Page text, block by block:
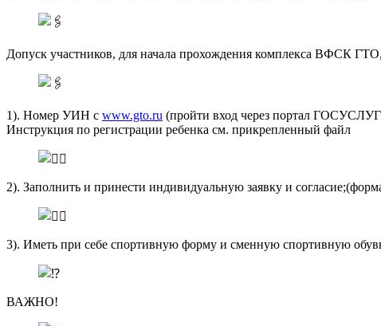
Допуск участников, для начала прохождения комплекса ВФСК
1). Номер УИН с www.gto.ru (пройти вход через портал
Инструкция по регистрации ребенка см. прикрепленный файл
2). Заполнить и принести индивидуальную заявку и
3). Иметь при себе спортивную форму и сменную спортивную
ВАЖНО!